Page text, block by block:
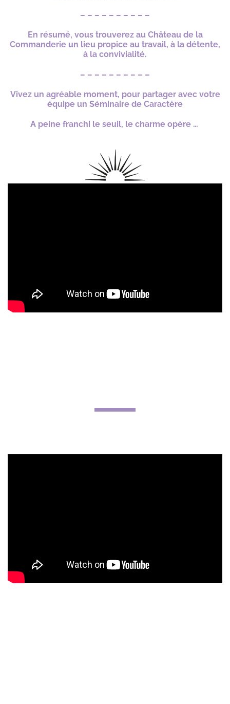
– – – – – – – – – –
En résumé, vous trouverez au Château de la
Commanderie un lieu propice au travail, à la détente,
à la convivialité.
– – – – – – – – – –
Vivez un agréable moment, pour partager avec votre
équipe un Séminaire de Caractère
A peine franchi le seuil, le charme opère …